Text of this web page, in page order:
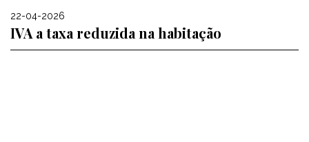
22-04-2026
IVA a taxa reduzida na habitação